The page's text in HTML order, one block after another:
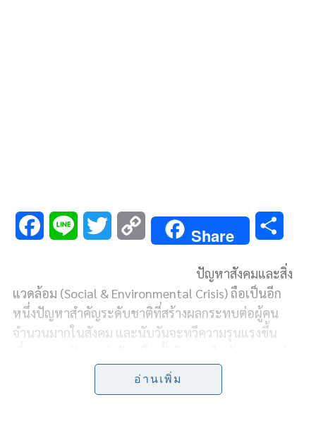
e
b
e
t
t
e
r
y
L
i
n
Share
a
ปัญหาสังคมและสิ่ง
แวดล้อม (Social & Environmental Crisis) ถือเป็นอีก
หนึ่งปัญหาสำคัญระดับชาติที่สร้างผลกระทบต่อผู้คน
จำนวนมากในสังคม และนับวันจะทวีความรุนแรงขึ้น
ทุกชีวิตบนโลกใบนี้ ช่อง 7
ในฐานะองค์กรสื่อมวลชน
แขนงหนึ่งที่มีเจตนารมณ์ร่วมนำพาสังคมได้ตระหนักและ
อ่านเพิ่ม